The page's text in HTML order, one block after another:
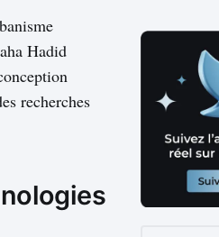
Hadid
recherches